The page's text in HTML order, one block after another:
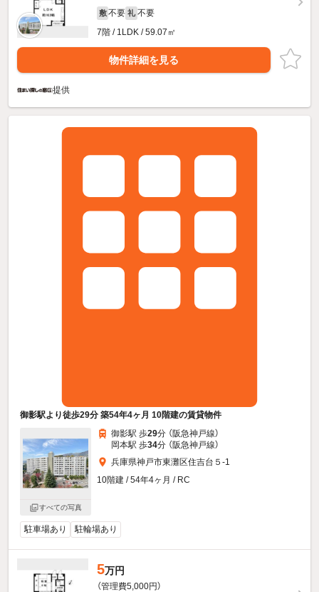
敷 不要 礼 不要
7階 / 1LDK / 59.07㎡
物件詳細を見る
提供
御影駅より徒歩29分 築54年4ヶ月 10階建の賃貸物件
すべての写真
御影駅 歩29分 （阪急神戸線）
岡本駅 歩34分 （阪急神戸線）
兵庫県神戸市東灘区住吉台５-1
10階建 / 54年4ヶ月 / RC
駐車場あり 駐輪場あり
5万円
（管理費5,000円）